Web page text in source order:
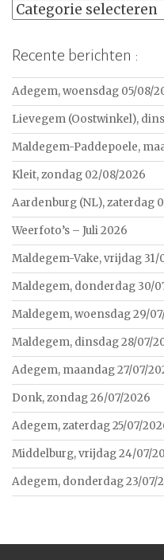
Categorieën
Recente berichten :
Adegem, woensdag 05/08/
Lievegem (Oostwinkel),
Maldegem-Paddepoele,
Kleit, zondag 02/08/2026
Aardenburg (NL), zaterdag
Weerfoto’s – Juli 2026
Maldegem-Vake, vrijdag 31/
Maldegem, donderdag 30/
Maldegem, woensdag 29/
Maldegem, dinsdag 28/07/
Adegem, maandag 27/07/
Donk, zondag 26/07/2026
Adegem, zaterdag 25/07/
Middelburg, vrijdag 24/07/
Adegem, donderdag 23/07/